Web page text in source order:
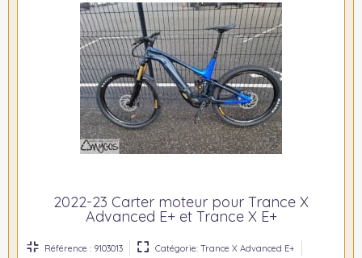
2022-23 Carter moteur pour Trance X
Advanced E+ et Trance X E+
Référence : 9103013
Catégorie: Trance X Advanced E+